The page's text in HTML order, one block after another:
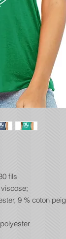
fils
9 % coton